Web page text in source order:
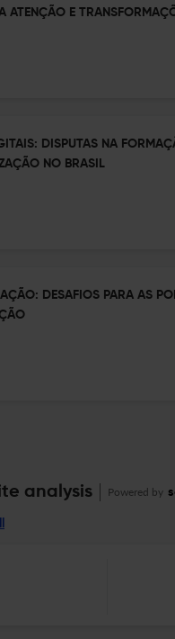
ATENÇÃO E
DISPUTAS NA
NO BRASIL
DESAFIOS PARA AS
analysis Powered by